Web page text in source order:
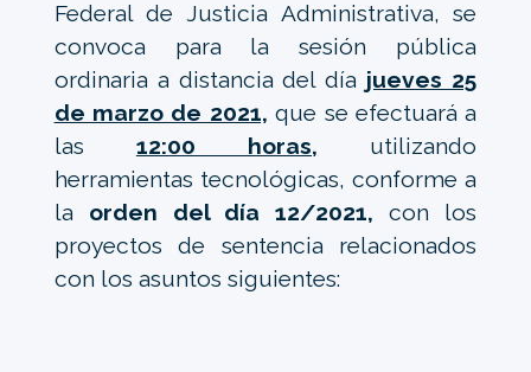
Federal de Justicia Administrativa, se
convoca para la sesión pública
ordinaria a distancia del día jueves 25
de marzo de 2021, que se efectuará a
las 12:00 horas, utilizando
herramientas tecnológicas, conforme a
la orden del día 12/2021, con los
proyectos de sentencia relacionados
con los asuntos siguientes: